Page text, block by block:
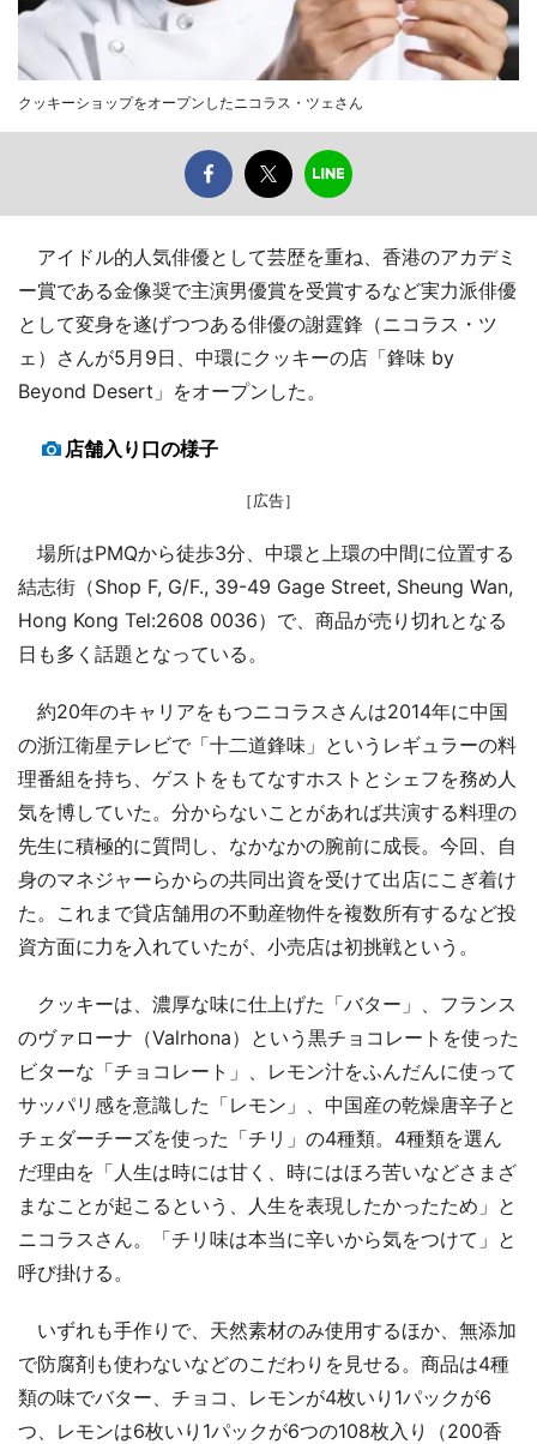
クッキーショップをオープンしたニコラス・ツェさん
アイドル的人気俳優として芸歴を重ね、香港のアカデミ
ー賞である金像奨で主演男優賞を受賞するなど実力派俳優
として変身を遂げつつある俳優の謝霆鋒（ニコラス・ツ
ェ）さんが5月9日、中環にクッキーの店「鋒味 by
Beyond Desert」をオープンした。
店舗入り口の様子
［広告］
場所はPMQから徒歩3分、中環と上環の中間に位置する
結志街（Shop F, G/F., 39-49 Gage Street, Sheung Wan,
Hong Kong Tel:2608 0036）で、商品が売り切れとなる
日も多く話題となっている。
約20年のキャリアをもつニコラスさんは2014年に中国
の浙江衛星テレビで「十二道鋒味」というレギュラーの料
理番組を持ち、ゲストをもてなすホストとシェフを務め人
気を博していた。分からないことがあれば共演する料理の
先生に積極的に質問し、なかなかの腕前に成長。今回、自
身のマネジャーらからの共同出資を受けて出店にこぎ着け
た。これまで貸店舗用の不動産物件を複数所有するなど投
資方面に力を入れていたが、小売店は初挑戦という。
クッキーは、濃厚な味に仕上げた「バター」、フランス
のヴァローナ（Valrhona）という黒チョコレートを使った
ビターな「チョコレート」、レモン汁をふんだんに使って
サッパリ感を意識した「レモン」、中国産の乾燥唐辛子と
チェダーチーズを使った「チリ」の4種類。4種類を選ん
だ理由を「人生は時には甘く、時にはほろ苦いなどさまざ
まなことが起こるという、人生を表現したかったため」と
ニコラスさん。「チリ味は本当に辛いから気をつけて」と
呼び掛ける。
いずれも手作りで、天然素材のみ使用するほか、無添加
で防腐剤も使わないなどのこだわりを見せる。商品は4種
類の味でバター、チョコ、レモンが4枚いり1パックが6
つ、レモンは6枚いり1パックが6つの108枚入り（200香